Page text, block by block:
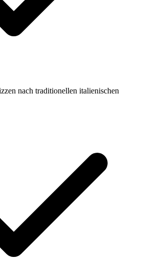
nach traditionellen italienischen